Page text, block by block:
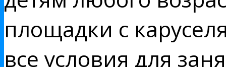
площадки с
все условия для